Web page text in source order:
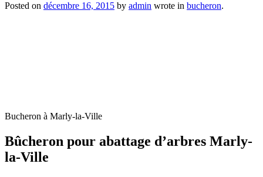
Posted on décembre 16, 2015 by admin wrote in bucheron.
Bucheron à Marly-la-Ville
Bûcheron pour abattage d’arbres Marly-
la-Ville